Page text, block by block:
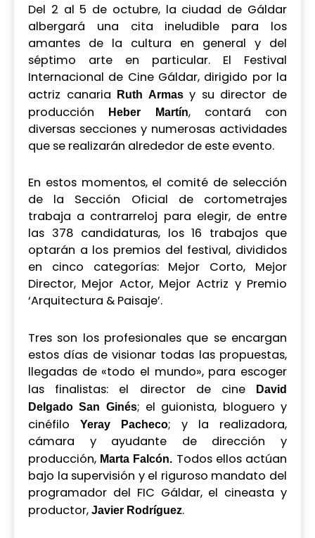
Del 2 al 5 de octubre, la ciudad de Gáldar
albergará una cita ineludible para los
amantes de la cultura en general y del
séptimo arte en particular. El Festival
Internacional de Cine Gáldar, dirigido por la
actriz canaria Ruth Armasy su director de
producción Heber Martín, contará con
diversas secciones y numerosas actividades
que se realizarán alrededor de este evento.
En estos momentos, el comité de selección
de la Sección Oficial de cortometrajes
trabaja a contrarreloj para elegir, de entre
las 378 candidaturas, los 16 trabajos que
optarán a los premios del festival, divididos
en cinco categorías: Mejor Corto, Mejor
Director, Mejor Actor, Mejor Actriz y Premio
‘Arquitectura & Paisaje’.
Tres son los profesionales que se encargan
estos días de visionar todas las propuestas,
llegadas de «todo el mundo», para escoger
las finalistas: el director de cine
David
Delgado San Ginés; el guionista, bloguero y
cinéfilo
Yeray Pacheco; y la realizadora,
cámara y ayudante de dirección y
producción, Marta Falcón. Todos ellos actúan
bajo la supervisión y el riguroso mandato del
programador del FIC Gáldar, el cineasta y
productor, Javier Rodríguez.